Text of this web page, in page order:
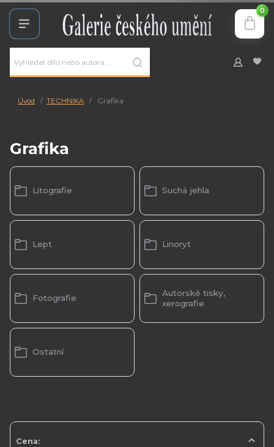
0
Úvod TECHNIKA Grafika
Grafika
Litografie Suchá jehla
Lept Linoryt
Fotografie
Autorské tisky,
xerografie
Ostatní
Cena: